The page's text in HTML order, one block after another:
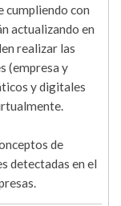
cumpliendo con
actualizando en
realizar las
(empresa y
y digitales
de
detectadas en el